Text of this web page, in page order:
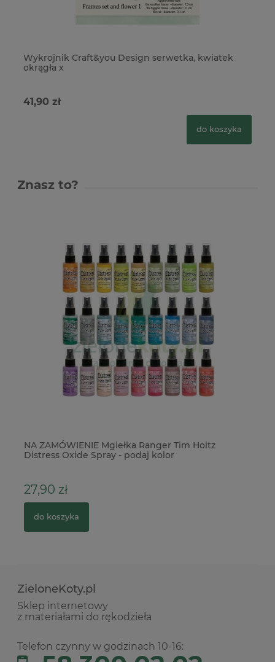
Wykrojnik Craft&you Design serwetka, kwiatek
okrągła x
41,90 zł
do koszyka
Znasz to?
NA ZAMÓWIENIE Mgiełka Ranger Tim Holtz
Distress Oxide Spray - podaj kolor
27,90 zł
do koszyka
ZieloneKoty.pl
Sklep internetowy
z materiałami do rękodzieła
Telefon czynny w godzinach 10-16: